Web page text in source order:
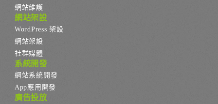
網站維護
網站架設
WordPress 架設
網站架設
社群媒體
系統開發
網站系統開發
App應用開發
廣告投放